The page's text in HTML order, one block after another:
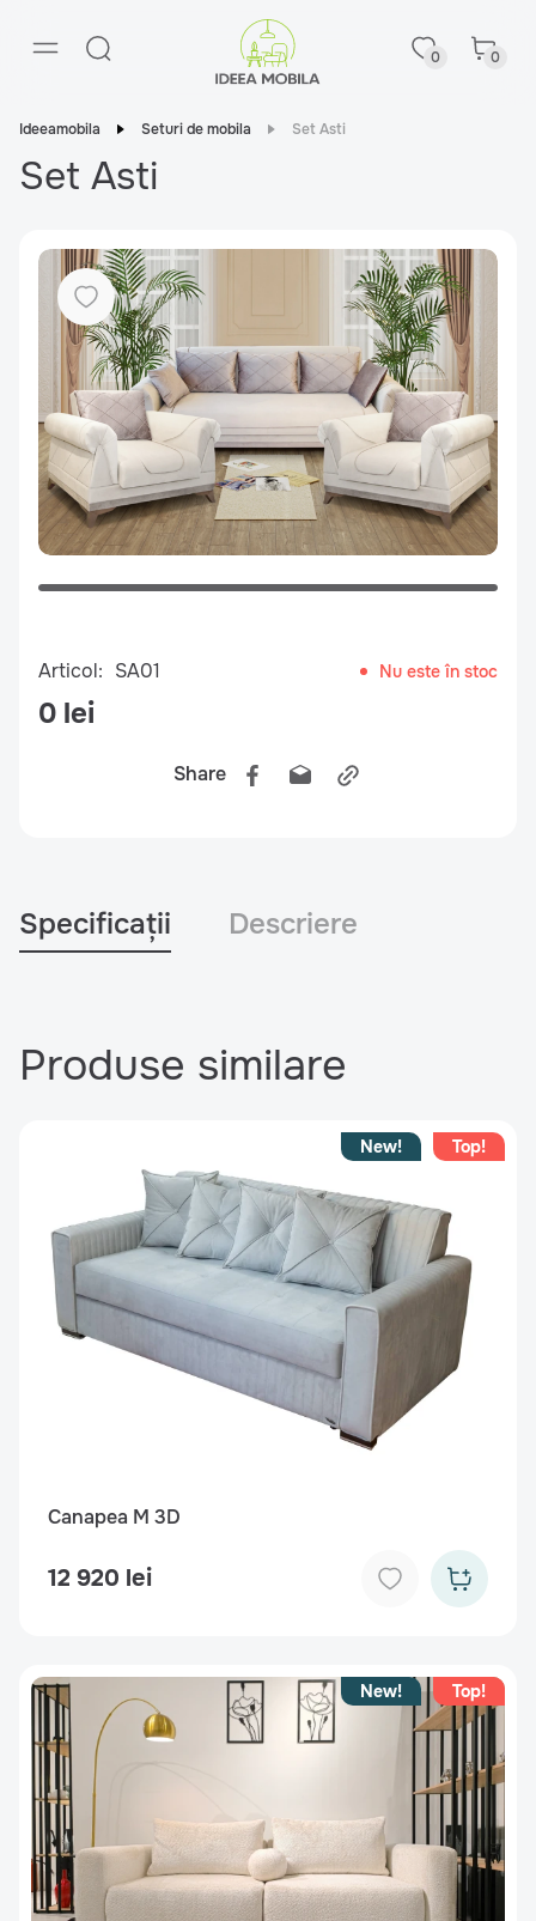
0 0
Ideeamobila Seturi de mobila Set Asti
Set Asti
0 lei
Nu este în stoc
Articol: SA01
Share
Specificații Descriere
Produse similare
New! Top!
Canapea M 3D
12 920 lei
New! Top!